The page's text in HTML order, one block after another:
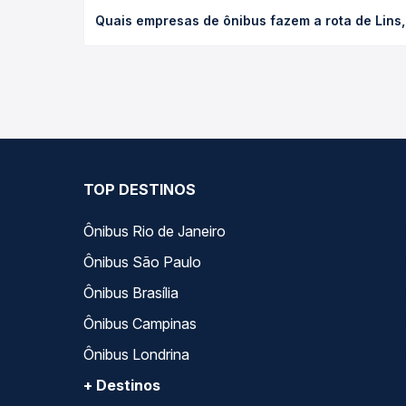
antecedência da compra. Na Quero Passagem
Quais empresas de ônibus fazem a rota de
TOP DESTINOS
Ônibus Rio de Janeiro
Ônibus São Paulo
Ônibus Brasília
Ônibus Campinas
Ônibus Londrina
+ Destinos